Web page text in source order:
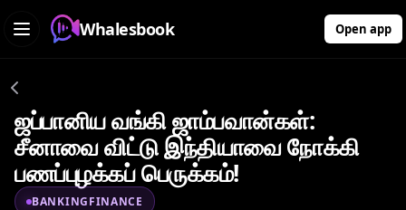
Whalesbook Open app
ஜப்பானிய வங்கி ஜாம்பவான்கள்:
சீனாவை விட்டு இந்தியாவை நோக்கி
பணப்புழக்கப் பெருக்கம்!
BANKINGFINANCE